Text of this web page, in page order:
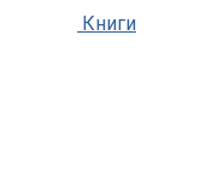
Книги